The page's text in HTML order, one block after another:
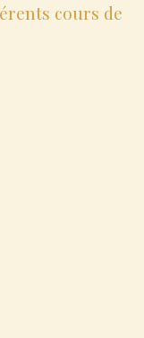
cours de